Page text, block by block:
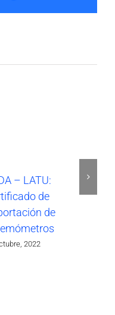
– LATU:
de
de
2022